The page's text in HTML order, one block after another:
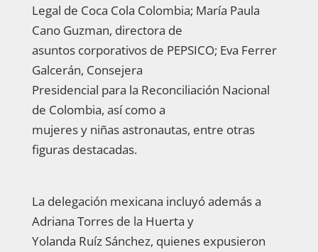
Legal de Coca Cola Colombia; María Paula
Cano Guzman, directora de
asuntos corporativos de PEPSICO; Eva Ferrer
Galcerán, Consejera
Presidencial para la Reconciliación Nacional
de Colombia, así como a
mujeres y niñas astronautas, entre otras
figuras destacadas.
La delegación mexicana incluyó además a
Adriana Torres de la Huerta y
Yolanda Ruíz Sánchez, quienes expusieron